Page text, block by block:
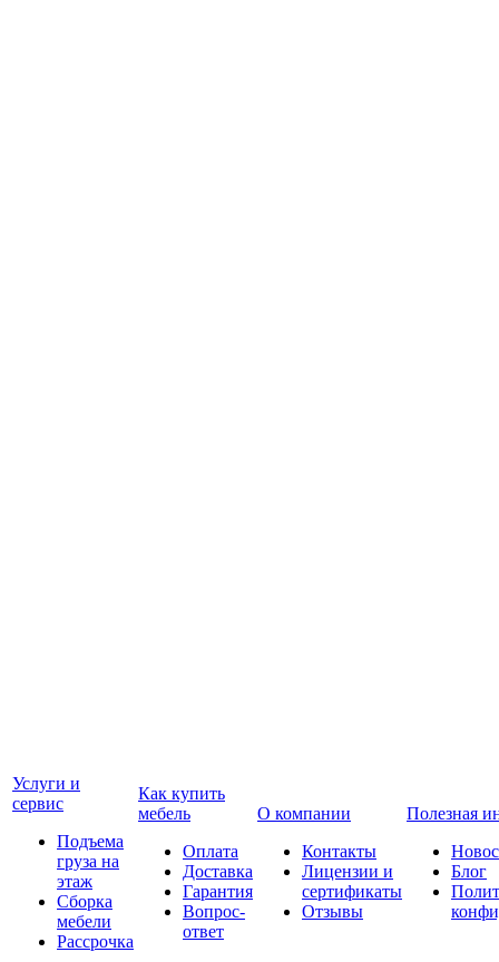
Услуги и
сервис
Подъема
груза на
этаж
Сборка
мебели
Рассрочка
Как купить
мебель
Оплата
Доставка
Гарантия
Вопрос-
ответ
О компании
Контакты
Лицензии и
сертификаты
Отзывы
Полезная
Блог